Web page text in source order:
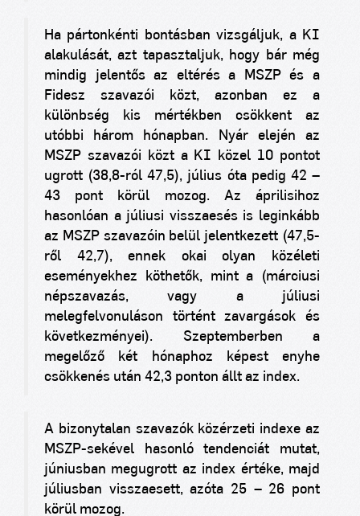
Ha pártonkénti bontásban vizsgáljuk, a KI
alakulását, azt tapasztaljuk, hogy bár még
mindig jelentős az eltérés a MSZP és a
Fidesz szavazói közt, azonban ez a
különbség kis mértékben csökkent az
utóbbi három hónapban. Nyár elején az
MSZP szavazói közt a KI közel 10 pontot
ugrott (38,8-ról 47,5), július óta pedig 42 –
43 pont körül mozog. Az áprilisihoz
hasonlóan a júliusi visszaesés is leginkább
az MSZP szavazóin belül jelentkezett (47,5-
ről 42,7), ennek okai olyan közéleti
eseményekhez köthetők, mint a (márciusi
népszavazás, vagy a júliusi
melegfelvonuláson történt zavargások és
következményei). Szeptemberben a
megelőző két hónaphoz képest enyhe
csökkenés után 42,3 ponton állt az index.
A bizonytalan szavazók közérzeti indexe az
MSZP-sekével hasonló tendenciát mutat,
júniusban megugrott az index értéke, majd
júliusban visszaesett, azóta 25 – 26 pont
körül mozog.